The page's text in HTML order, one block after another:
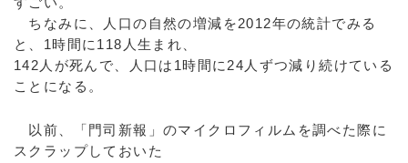
ちなみに、人口の自然の増減を2012年の統計でみる
と、1時間に118人生まれ、
142人が死んで、人口は1時間に24人ずつ減り続けている
ことになる。
以前、「門司新報」のマイクロフィルムを調べた際に
スクラップしておいた